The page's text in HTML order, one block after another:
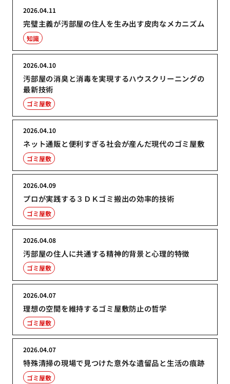
完璧主義が汚部屋の住人を生み出す皮肉なメカニズム
2026.04.11
知識
汚部屋の消臭と消毒を実現するハウスクリーニングの
最新技術
2026.04.10
ゴミ屋敷
ネット通販と便利すぎる社会が産んだ現代のゴミ屋敷
2026.04.10
ゴミ屋敷
プロが実践する３ＤＫゴミ搬出の効率的技術
2026.04.09
ゴミ屋敷
汚部屋の住人に共通する精神的背景と心理的特徴
2026.04.08
ゴミ屋敷
理想の空間を維持するゴミ屋敷防止の哲学
2026.04.07
ゴミ屋敷
特殊清掃の現場で見つけた意外な遺留品と生活の痕跡
2026.04.07
ゴミ屋敷